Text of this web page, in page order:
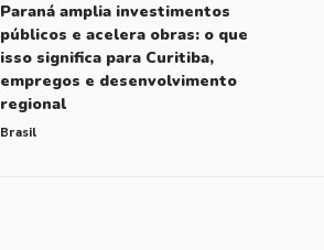
Paraná amplia investimentos
públicos e acelera obras: o que
isso significa para Curitiba,
empregos e desenvolvimento
regional
Brasil